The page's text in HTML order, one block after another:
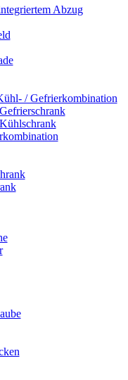
Abzug
/ Gefrierkombination